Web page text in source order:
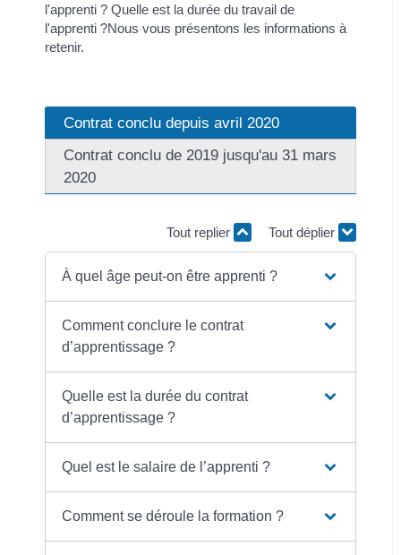
l'apprenti ? Quelle est la durée du travail de
l'apprenti ?Nous vous présentons les informations à
retenir.
Contrat conclu depuis avril 2020
Contrat conclu de 2019 jusqu'au 31 mars
2020
Tout replier Tout déplier
À quel âge peut-on être apprenti ?
Comment conclure le contrat
d’apprentissage ?
Quelle est la durée du contrat
d’apprentissage ?
Quel est le salaire de l’apprenti ?
Comment se déroule la formation ?